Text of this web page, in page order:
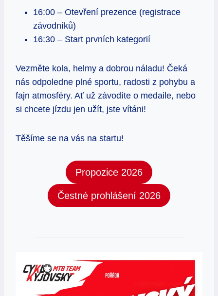
16:00 – Otevření prezence (registrace
závodníků)
16:30 – Start prvních kategorií
Vezměte kola, helmy a dobrou náladu! Čeká
nás odpoledne plné sportu, radosti z pohybu a
fajn atmosféry. Ať už závodíte o medaile, nebo
si chcete jízdu jen užít, jste vítáni!
Těšíme se na vás na startu!
Propozice 2026
Čestné prohlášení 2026